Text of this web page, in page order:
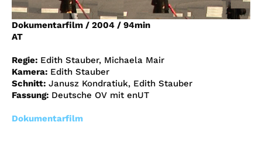
Account
Suche
Dokumentarfilm / 2004 / 94min
AT
Regie: Edith Stauber, Michaela Mair
Kamera: Edith Stauber
Schnitt: Janusz Kondratiuk, Edith Stauber
Fassung: Deutsche OV mit enUT
Dokumentarfilm